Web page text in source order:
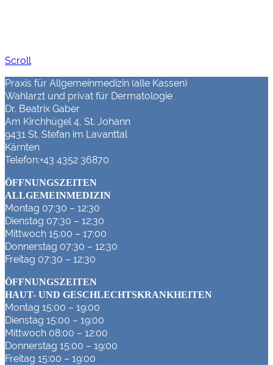
Scroll
Praxis für Allgemeinmedizin (alle Kassen)
Wahlarzt und privat für Dermatologie
Dr. Beatrix Gaber
Am Kirchhügel 4, St. Johann
9431 St. Stefan im Lavanttal
Kärnten
Telefon:+43 4352 36870
ÖFFNUNGSZEITEN
ALLGEMEINMEDIZIN
Montag 07:30 – 12:30
Dienstag 07:30 – 12:30
Mittwoch 15:00 – 17:00
Donnerstag 07:30 – 12:30
Freitag 07:30 – 12:30
ÖFFNUNGSZEITEN
HAUT- UND GESCHLECHTSKRANKHEITEN
Montag 15:00 – 19:00
Dienstag 15:00 – 19:00
Mittwoch 08:00 – 12:00
Donnerstag 15:00 – 19:00
Freitag 15:00 – 19:00